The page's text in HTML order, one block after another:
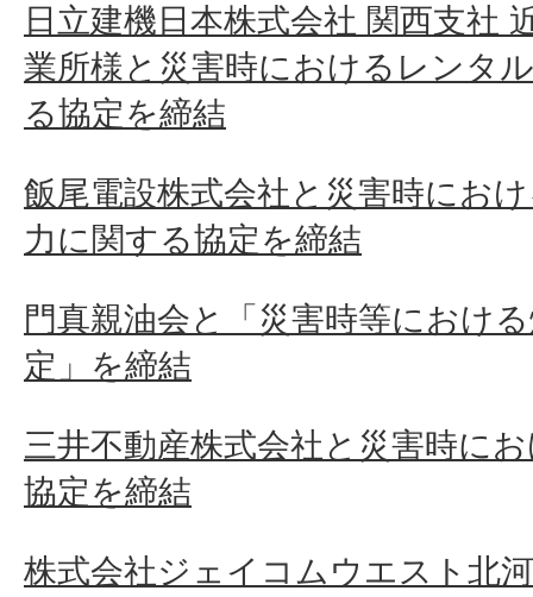
日立建機日本株式会社 関西支社
業所様と災害時におけるレンタ
る協定を締結
飯尾電設株式会社と災害時にお
力に関する協定を締結
門真親油会と「災害時等におけ
定」を締結
三井不動産株式会社と災害時に
協定を締結
株式会社ジェイコムウエスト北